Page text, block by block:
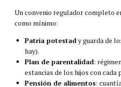
Un convenio regulador completo
como mínimo:
Patria potestad y guarda de
hay).
Plan de parentalidad:
estancias de los hijos con cada
Pensión de alimentos: